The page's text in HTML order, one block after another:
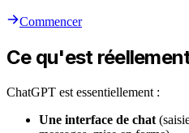
Commencer
Ce qu'est
ChatGPT est essentiellement :
Une interface de chat